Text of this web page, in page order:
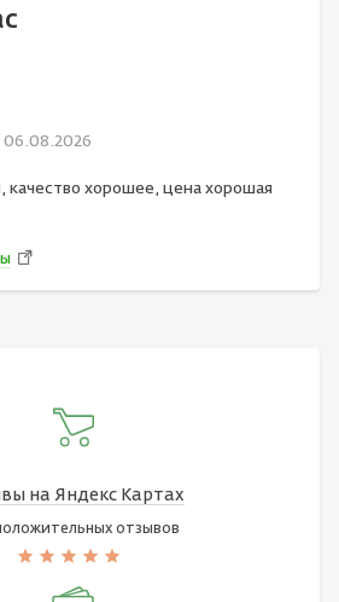
06.08.2026
качество хорошее, цена хорошая
на Яндекс Картах
отзывов